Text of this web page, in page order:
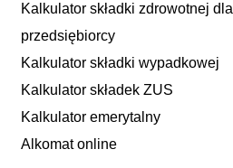
Kalkulator składki zdrowotnej dla
przedsiębiorcy
Kalkulator składki wypadkowej
Kalkulator składek ZUS
Kalkulator emerytalny
Alkomat online